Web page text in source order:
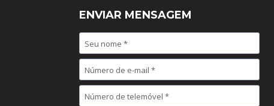
ENVIAR MENSAGEM